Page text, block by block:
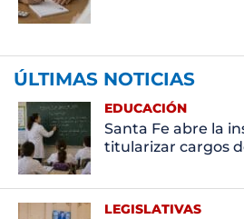
ÚLTIMAS NOTICIAS
EDUCACIÓN
Santa Fe abre la
titularizar cargos
LEGISLATIVAS